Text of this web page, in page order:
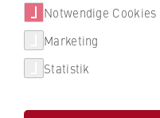
Am 28.05.2020
Corona-Krise ein
online statt. Das
von sogenannten
Notwendige Cookies
Marketing
Statistik